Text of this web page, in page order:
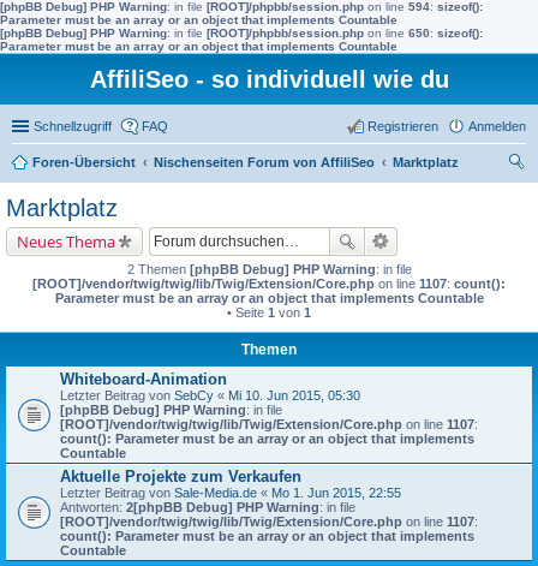
[phpBB Debug] PHP Warning: in file [ROOT]/phpbb/session.php on line 594: sizeof():
Parameter must be an array or an object that implements Countable
[phpBB Debug] PHP Warning: in file [ROOT]/phpbb/session.php on line 650: sizeof():
Parameter must be an array or an object that implements Countable
AffiliSeo - so individuell wie du
Schnellzugriff FAQ Anmelden
Registrieren
Foren-Übersicht Nischenseiten Forum von AffiliSeo
Marktplatz
Marktplatz
Neues Thema
2 Themen [phpBB Debug] PHP Warning: in file
[ROOT]/vendor/twig/twig/lib/Twig/Extension/Core.php on line 1107: count():
Parameter must be an array or an object that implements Countable
• Seite 1 von 1
Themen
Whiteboard-Animation
Letzter Beitrag von SebCy « Mi 10. Jun 2015, 05:30
[phpBB Debug] PHP Warning: in file
[ROOT]/vendor/twig/twig/lib/Twig/Extension/Core.php on line 1107:
count(): Parameter must be an array or an object that implements
Countable
Aktuelle Projekte zum Verkaufen
Letzter Beitrag von Sale-Media.de « Mo 1. Jun 2015, 22:55
Antworten: 2[phpBB Debug] PHP Warning: in file
[ROOT]/vendor/twig/twig/lib/Twig/Extension/Core.php on line 1107:
count(): Parameter must be an array or an object that implements
Countable